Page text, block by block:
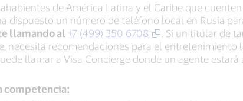
de América Latina y el Caribe que
dispuesto un número de teléfono local en Rusia
llamando al +7 (499) 350 6708
. Si un titular de
necesita recomendaciones para el
llamar a Visa Concierge donde un agente estará
competencia: